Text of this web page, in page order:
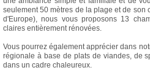
seulement 50 mètres de la plage et de
d'Europe), nous vous proposons 13
claires entièrement rénovées.
Vous pourrez également apprécier dans
régionale à base de plats de viandes, de
dans un cadre chaleureux.